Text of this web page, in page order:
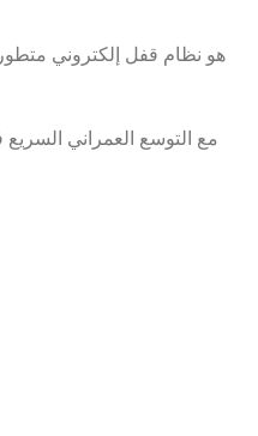
هو نظام قفل إلكتروني متطور
مع التوسع العمراني السريع